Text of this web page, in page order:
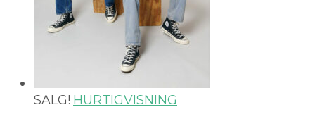
SALG! HURTIGVISNING